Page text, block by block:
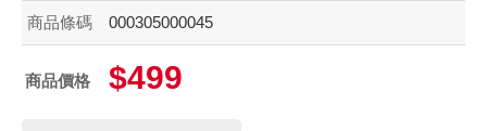
商品條碼 000305000045
商品價格 $499